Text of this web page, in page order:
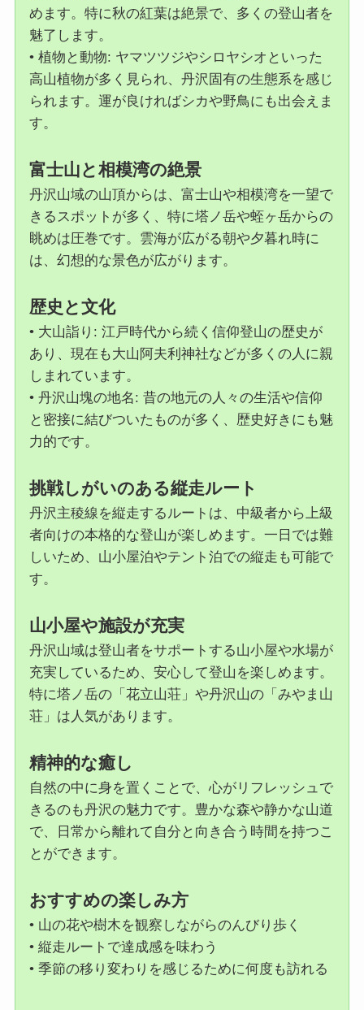
めます。特に秋の紅葉は絶景で、多くの登山者を
魅了します。
• 植物と動物: ヤマツツジやシロヤシオといった
高山植物が多く見られ、丹沢固有の生態系を感じ
られます。運が良ければシカや野鳥にも出会えま
す。
富士山と相模湾の絶景
丹沢山域の山頂からは、富士山や相模湾を一望で
きるスポットが多く、特に塔ノ岳や蛭ヶ岳からの
眺めは圧巻です。雲海が広がる朝や夕暮れ時に
は、幻想的な景色が広がります。
歴史と文化
• 大山詣り: 江戸時代から続く信仰登山の歴史が
あり、現在も大山阿夫利神社などが多くの人に親
しまれています。
• 丹沢山塊の地名: 昔の地元の人々の生活や信仰
と密接に結びついたものが多く、歴史好きにも魅
力的です。
挑戦しがいのある縦走ルート
丹沢主稜線を縦走するルートは、中級者から上級
者向けの本格的な登山が楽しめます。一日では難
しいため、山小屋泊やテント泊での縦走も可能で
す。
山小屋や施設が充実
丹沢山域は登山者をサポートする山小屋や水場が
充実しているため、安心して登山を楽しめます。
特に塔ノ岳の「花立山荘」や丹沢山の「みやま山
荘」は人気があります。
精神的な癒し
自然の中に身を置くことで、心がリフレッシュで
きるのも丹沢の魅力です。豊かな森や静かな山道
で、日常から離れて自分と向き合う時間を持つこ
とができます。
おすすめの楽しみ方
• 山の花や樹木を観察しながらのんびり歩く
• 縦走ルートで達成感を味わう
• 季節の移り変わりを感じるために何度も訪れる